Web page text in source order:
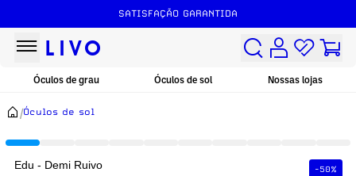
SATISFAÇÃO GARANTIDA
Óculos de grau Óculos de sol Nossas lojas
/Óculos de sol
Edu - Demi Ruivo -50%